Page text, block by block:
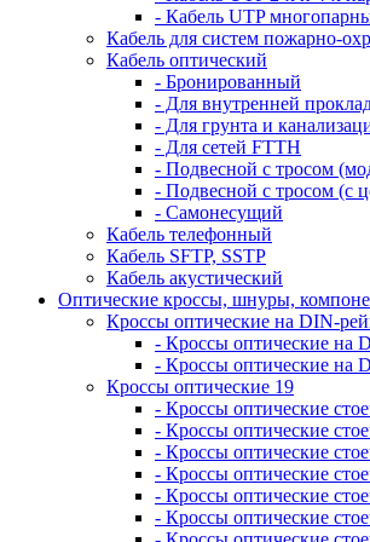
- Кабель UTP
Кабель для систем пожарно-
Кабель оптический
- Бронированный
- Для внутренней
- Для грунта и
- Для сетей FTTH
- Подвесной с тросом
- Подвесной с тросом (с
- Самонесущий
Кабель телефонный
Кабель SFTP, SSTP
Кабель акустический
Оптические кроссы, шнуры,
Кроссы оптические на DIN-
- Кроссы оптические на
- Кроссы оптические
Кроссы оптические 19
- Кроссы оптические
- Кроссы оптические
- Кроссы оптические
- Кроссы оптические
- Кроссы оптические
- Кроссы оптические